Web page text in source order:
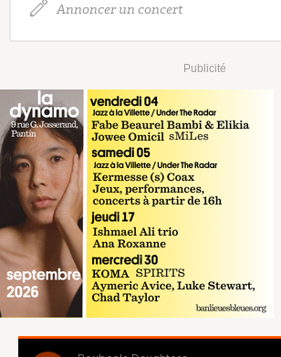
Annoncer un concert
Publicité